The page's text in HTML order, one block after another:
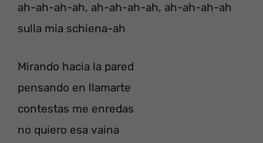
ah-ah-ah-ah, ah-ah-ah-ah, ah-ah-ah-ah
sulla mia schiena-ah
Mirando hacia la pared
pensando en llamarte
contestas me enredas
no quiero esa vaina